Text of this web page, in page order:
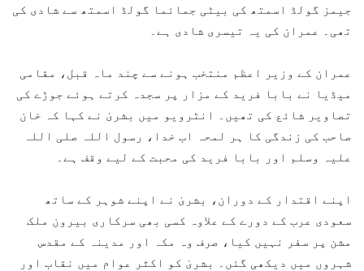
جیمز گولڈ اسمتھ کی بیٹی جمائما گولڈ اسمتھ سے شادی کی
تھی۔ عمران کی یہ تیسری شادی ہے۔
عمران کے وزیر اعظم منتخب ہونے سے چند ماہ قبل، مقامی
میڈیا نے بابا فرید کے مزار پر سجدہ کرتے ہوئے جوڑے کی
تصاویر شائع کی تھیں۔ انٹرویو میں بشریٰ نے کہا کہ خان
صاحب کی زندگی کا ہر لمحہ اب خدا، رسول اللہ صلی اللہ
علیہ وسلم اور بابا فرید کی محبت کے لیے وقف ہے۔
اپنے اقتدار کے دوران، بشریٰ نے اپنے شوہر کے ساتھ
سعودی عرب کے دورے کے علاوہ کسی بھی سرکاری بیرون ملک
مشن پر سفر نہیں کیا، صرف وہ مکہ اور مدینہ کے مقدس
شہروں میں دیکھی گئں۔ بشریٰ کو اکثر عوام میں نقاب اور